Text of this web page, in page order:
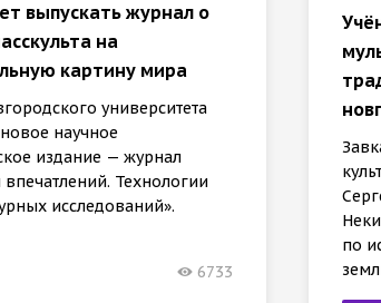
выпускать журнал о
на
картину мира
университета
научное
издание — журнал
впечатлений. Технологии
исследований».
6733
по